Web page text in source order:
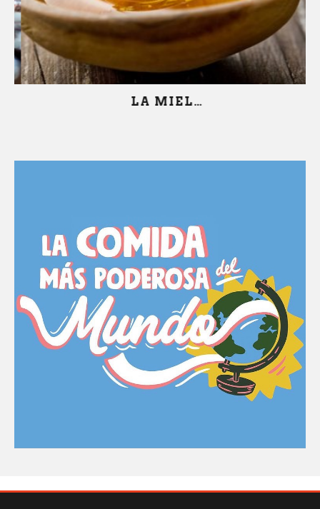
LA MIEL…